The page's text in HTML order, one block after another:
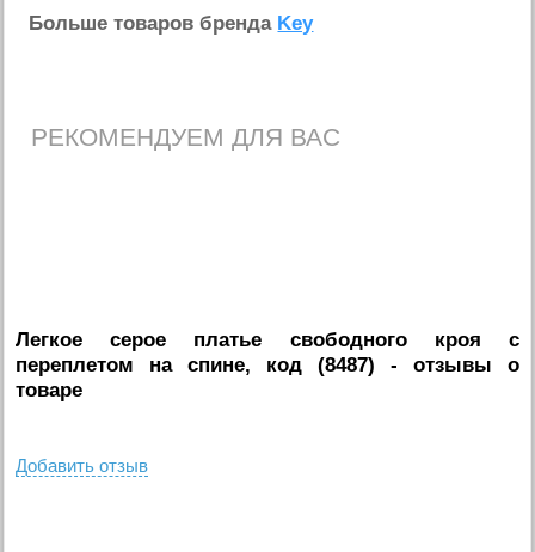
Больше товаров бренда Key
РЕКОМЕНДУЕМ ДЛЯ ВАС
Легкое серое платье свободного кроя с
переплетом на спине, код (8487) - отзывы о
товаре
Добавить отзыв